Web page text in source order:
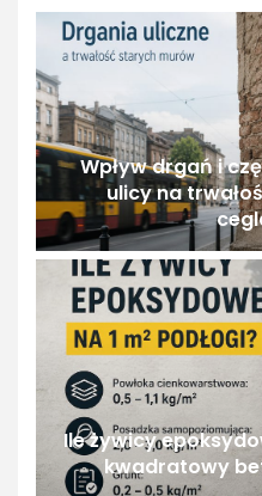
Wpływ drgań i
ulicy na
Ile żywicy
kwadratowy